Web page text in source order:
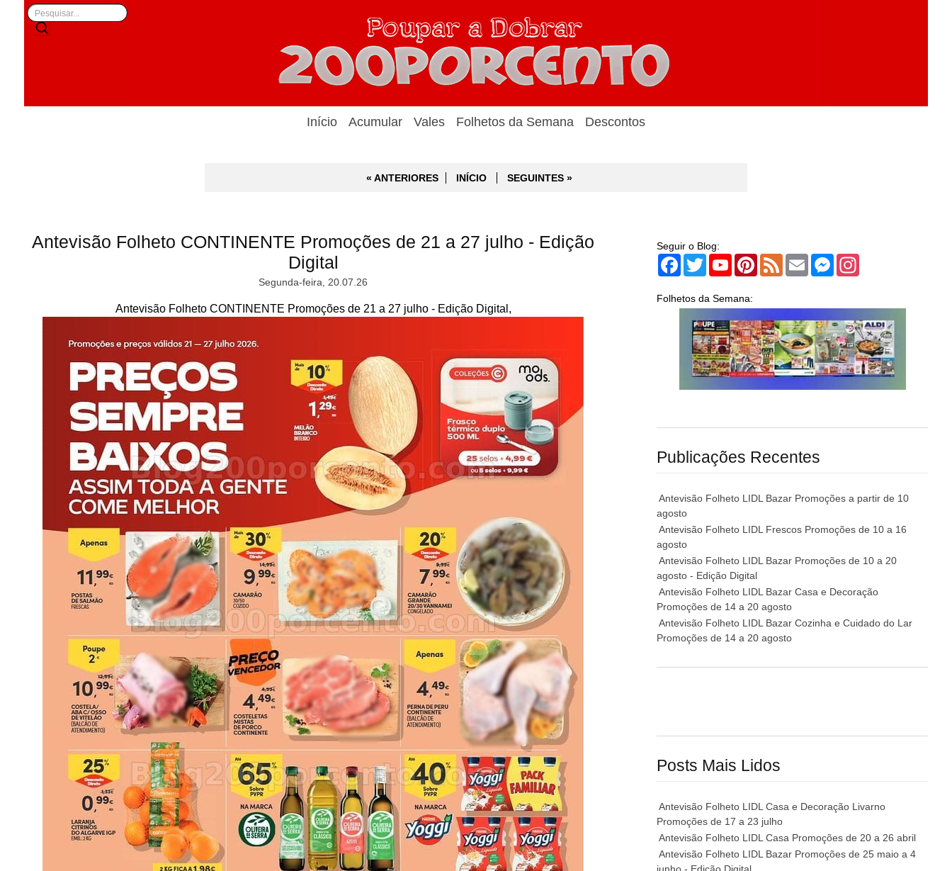
Início Acumular Vales Folhetos da Semana Descontos
« ANTERIORES INÍCIO SEGUINTES »
Antevisão Folheto CONTINENTE Promoções de 21 a 27 julho - Edição
Digital
Segunda-feira, 20.07.26
Antevisão Folheto CONTINENTE Promoções de 21 a 27 julho - Edição Digital,
Seguir o Blog:
Facebook
TwitterYouTubePinterest
Feed Email Messenger
Folhetos da Semana:
Publicações Recentes
Antevisão Folheto LIDL Bazar Promoções a partir de 10
agosto
Antevisão Folheto LIDL Frescos Promoções de 10 a 16
agosto
Antevisão Folheto LIDL Bazar Promoções de 10 a 20
agosto - Edição Digital
Antevisão Folheto LIDL Bazar Casa e Decoração
Promoções de 14 a 20 agosto
Antevisão Folheto LIDL Bazar Cozinha e Cuidado do Lar
Promoções de 14 a 20 agosto
Posts Mais Lidos
Antevisão Folheto LIDL Casa e Decoração Livarno
Promoções de 17 a 23 julho
Antevisão Folheto LIDL Casa Promoções de 20 a 26 abril
Antevisão Folheto LIDL Bazar Promoções de 25 maio a 4